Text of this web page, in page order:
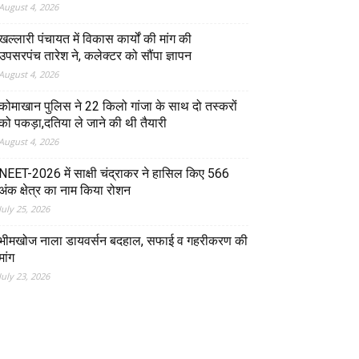
4, 2026
पंचायत में विकास कार्यों की मांग की
तारेश ने, कलेक्टर को सौंपा ज्ञापन
4, 2026
पुलिस ने 22 किलो गांजा के साथ दो तस्करों
पकड़ा,दतिया ले जाने की थी तैयारी
4, 2026
2026 में साक्षी चंद्राकर ने हासिल किए 566
क्षेत्र का नाम किया रोशन
25, 2026
नाला डायवर्सन बदहाल, सफाई व गहरीकरण की
23, 2026